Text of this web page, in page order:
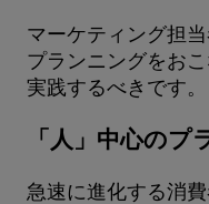
マーケティング担
プランニングをお
実践するべきです。
「人」中心のプ
急速に進化する消